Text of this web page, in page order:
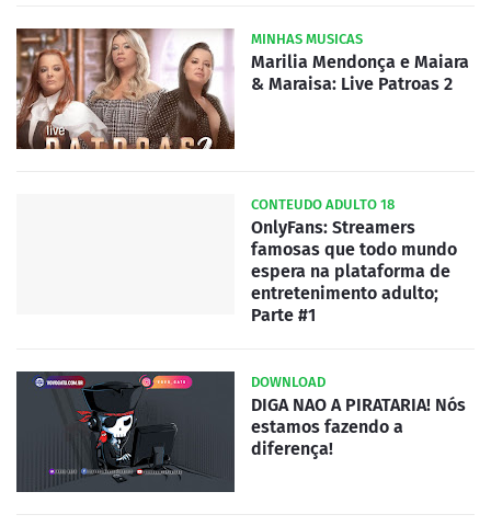
MINHAS MUSICAS
Marilia Mendonça e Maiara
& Maraisa: Live Patroas 2
CONTEUDO ADULTO 18
OnlyFans: Streamers
famosas que todo mundo
espera na plataforma de
entretenimento adulto;
Parte #1
DOWNLOAD
DIGA NAO A PIRATARIA! Nós
estamos fazendo a
diferença!